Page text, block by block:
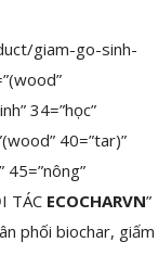
giam-go-sinh-
34=”học”
40=”tar)”
45=”nông”
TÁC ECOCHARVN”
phối biochar, giấm